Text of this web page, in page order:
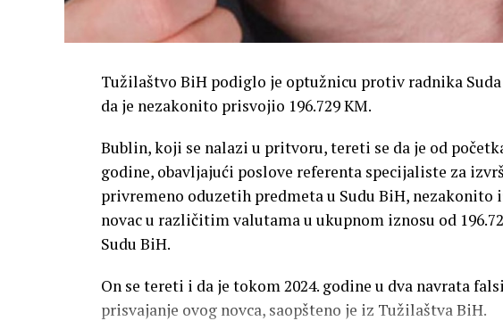
Tužilaštvo BiH podiglo je optužnicu protiv radnika
da je nezakonito prisvojio 196.729 KM.
Bublin, koji se nalazi u pritvoru, tereti se da je od
godine, obavljajući poslove referenta specijaliste za
privremeno oduzetih predmeta u Sudu BiH,
novac u različitim valutama u ukupnom iznosu od
Sudu BiH.
On se tereti i da je tokom 2024. godine u dva navrata
prisvajanje ovog novca, saopšteno je iz Tužilaštva BiH.